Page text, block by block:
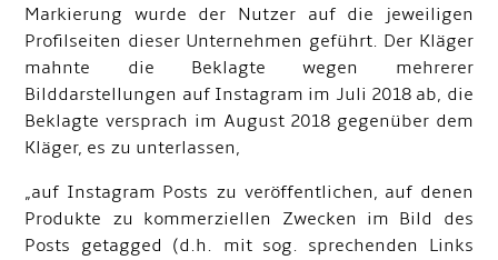
Markierung wurde der Nutzer auf die jeweiligen
Profilseiten dieser Unternehmen geführt. Der Kläger
mahnte die Beklagte wegen mehrerer
Bilddarstellungen auf Instagram im Juli 2018 ab, die
Beklagte versprach im August 2018 gegenüber dem
Kläger, es zu unterlassen,
„auf Instagram Posts zu veröffentlichen, auf denen
Produkte zu kommerziellen Zwecken im Bild des
Posts getagged (d.h. mit sog. sprechenden Links